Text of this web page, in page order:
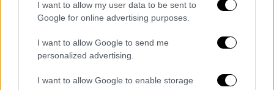
I want to allow my user data to be sent to
Google for online advertising purposes.
I want to allow Google to send me
personalized advertising.
I want to allow Google to enable storage
168/2007 (Α΄ 209), τα οποία καταβάλλονται
βη) σύνταξης αναπηρίας εξ ιδίου
δικαιώματος, η οποία υπολογίζεται